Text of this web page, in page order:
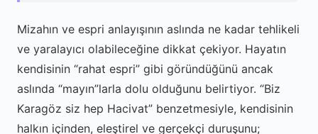
Mizahın ve espri anlayışının aslında ne kadar tehlikeli
ve yaralayıcı olabileceğine dikkat çekiyor. Hayatın
kendisinin “rahat espri” gibi göründüğünü ancak
aslında “mayın”larla dolu olduğunu belirtiyor. “Biz
Karagöz siz hep Hacivat” benzetmesiyle, kendisinin
halkın içinden, eleştirel ve gerçekçi duruşunu;